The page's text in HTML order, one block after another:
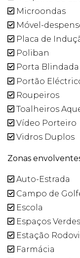
Microondas
Móvel-
Placa de
Poliban
Porta Blindada
Portão
Roupeiros
Toalheiros
Vídeo Porteiro
Vidros Duplos
Zonas
Auto-Estrada
Campo de
Escola
Espaços Verdes
Estação
Farmácia